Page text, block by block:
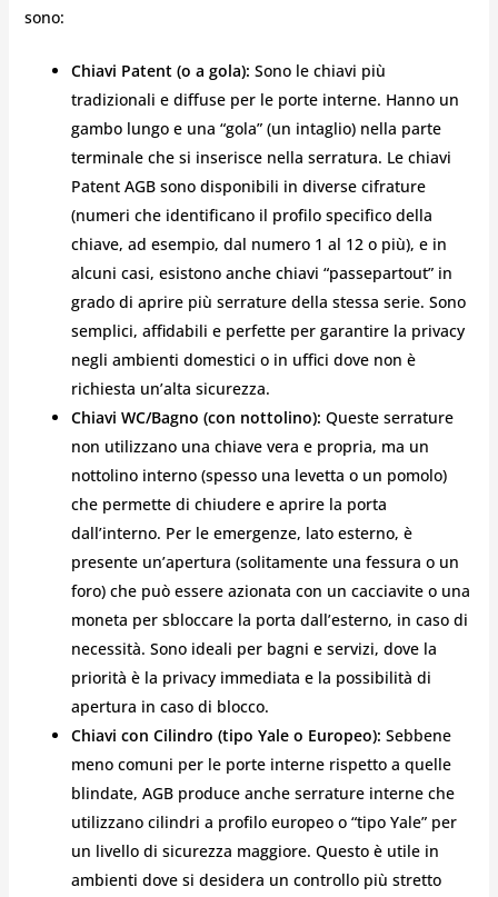
sono:
Chiavi Patent (o a gola): Sono le chiavi più
tradizionali e diffuse per le porte interne. Hanno un
gambo lungo e una “gola” (un intaglio) nella parte
terminale che si inserisce nella serratura. Le chiavi
Patent AGB sono disponibili in diverse cifrature
(numeri che identificano il profilo specifico della
chiave, ad esempio, dal numero 1 al 12 o più), e in
alcuni casi, esistono anche chiavi “passepartout” in
grado di aprire più serrature della stessa serie. Sono
semplici, affidabili e perfette per garantire la privacy
negli ambienti domestici o in uffici dove non è
richiesta un’alta sicurezza.
Chiavi WC/Bagno (con nottolino): Queste serrature
non utilizzano una chiave vera e propria, ma un
nottolino interno (spesso una levetta o un pomolo)
che permette di chiudere e aprire la porta
dall’interno. Per le emergenze, lato esterno, è
presente un’apertura (solitamente una fessura o un
foro) che può essere azionata con un cacciavite o una
moneta per sbloccare la porta dall’esterno, in caso di
necessità. Sono ideali per bagni e servizi, dove la
priorità è la privacy immediata e la possibilità di
apertura in caso di blocco.
Chiavi con Cilindro (tipo Yale o Europeo): Sebbene
meno comuni per le porte interne rispetto a quelle
blindate, AGB produce anche serrature interne che
utilizzano cilindri a profilo europeo o “tipo Yale” per
un livello di sicurezza maggiore. Questo è utile in
ambienti dove si desidera un controllo più stretto